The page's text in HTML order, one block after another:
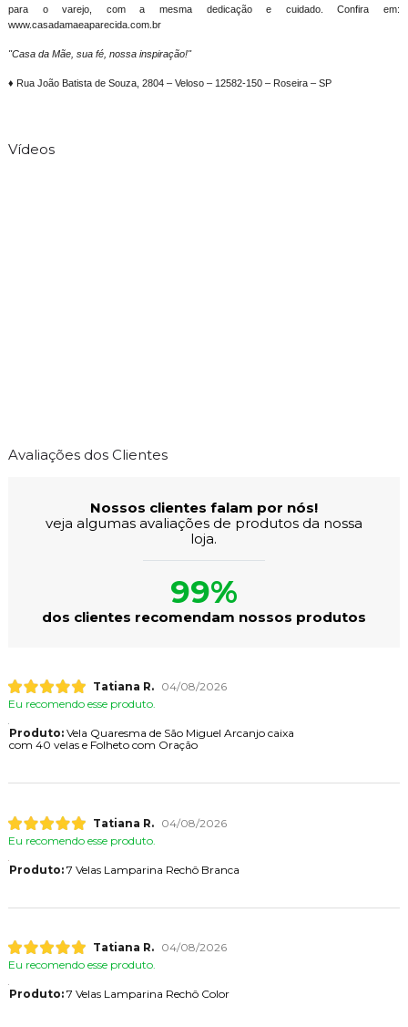
para o varejo, com a mesma dedicação e cuidado. Confira em:
www.casadamaeaparecida.com.br
"Casa da Mãe, sua fé, nossa inspiração!"
♦ Rua João Batista de Souza, 2804 – Veloso – 12582-150 – Roseira – SP
Vídeos
Avaliações dos Clientes
Nossos clientes falam por nós!
veja algumas avaliações de produtos da nossa
loja.
99%
dos clientes recomendam nossos produtos
Tatiana R.
04/08/2026
Eu recomendo esse produto.
Produto:Vela Quaresma de São Miguel Arcanjo caixa
com 40 velas e Folheto com Oração
Tatiana R.
04/08/2026
Eu recomendo esse produto.
Produto:7 Velas Lamparina Rechô Branca
Tatiana R.
04/08/2026
Eu recomendo esse produto.
Produto:7 Velas Lamparina Rechô Color